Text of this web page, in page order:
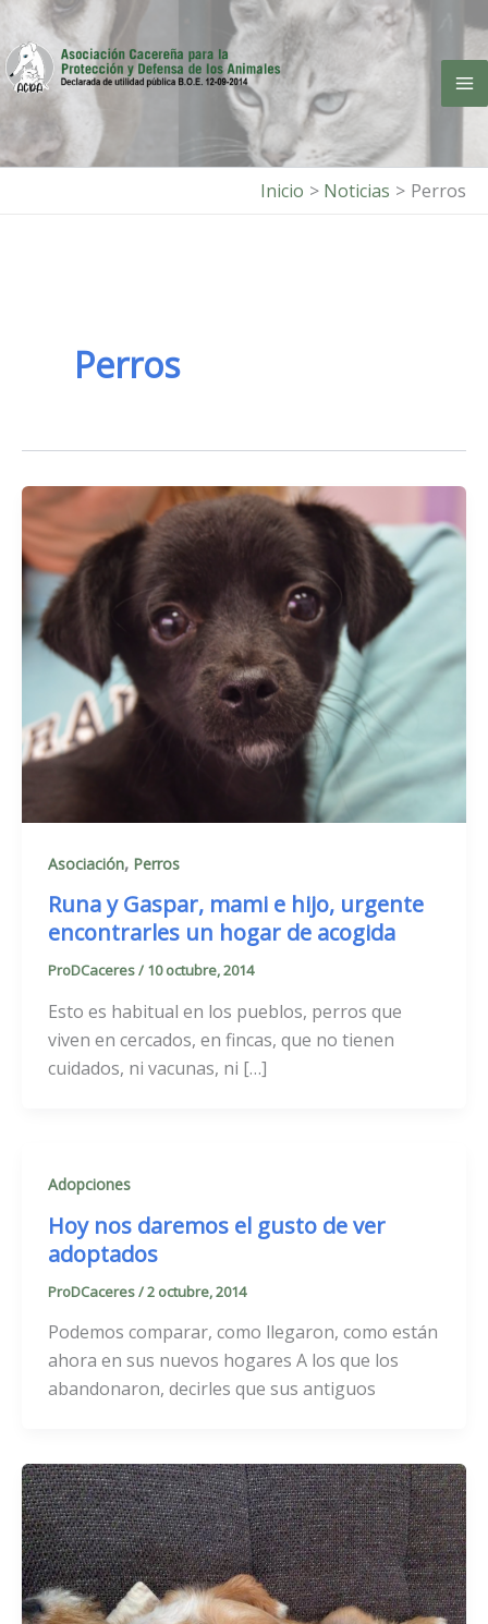
contenido
Inicio Noticias Perros
Perros
Asociación, Perros
Runa y Gaspar, mami e hijo, urgente
encontrarles un hogar de acogida
ProDCaceres/ 10 octubre, 2014
Esto es habitual en los pueblos, perros que
viven en cercados, en fincas, que no tienen
cuidados, ni vacunas, ni […]
Adopciones
Hoy nos daremos el gusto de ver
adoptados
ProDCaceres/2 octubre, 2014
Podemos comparar, como llegaron, como están
ahora en sus nuevos hogares A los que los
abandonaron, decirles que sus antiguos